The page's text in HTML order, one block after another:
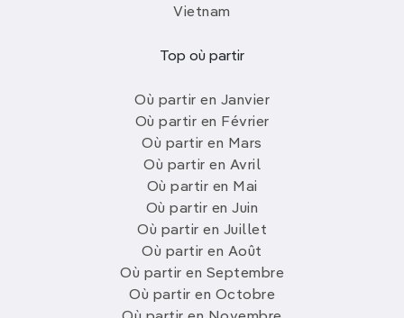
Vietnam
Top où partir
Où partir en Janvier
Où partir en Février
Où partir en Mars
Où partir en Avril
Où partir en Mai
Où partir en Juin
Où partir en Juillet
Où partir en Août
Où partir en Septembre
Où partir en Octobre